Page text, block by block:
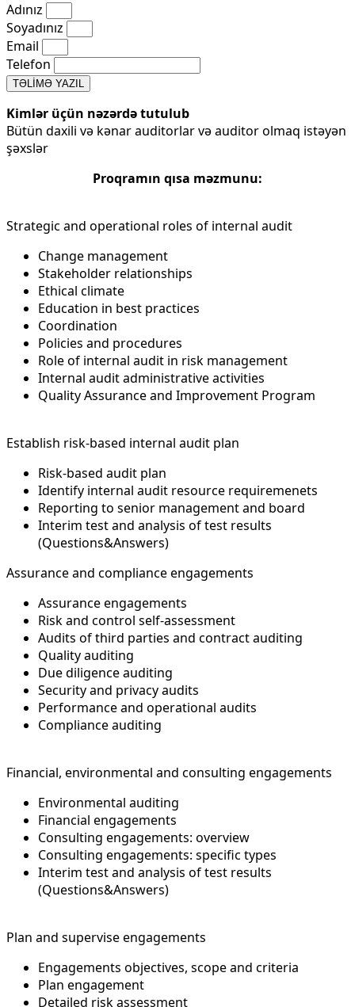
Adınız
Soyadınız
Email
Telefon
TƏLİMƏ YAZIL
Kimlər üçün nəzərdə tutulub
Bütün daxili və kənar auditorlar və auditor olmaq istəyən
şəxslər
Proqramın qısa məzmunu​:
Strategic and operational roles of internal audit
Change management
Stakeholder relationships
Ethical climate
Education in best practices
Coordination
Policies and procedures
Role of internal audit in risk management
Internal audit administrative activities
Quality Assurance and Improvement Program
Establish risk-based internal audit plan
Risk-based audit plan
Identify internal audit resource requiremenets
Reporting to senior management and board
Interim test and analysis of test results
(Questions&Answers)
Assurance and compliance engagements
Assurance engagements
Risk and control self-assessment
Audits of third parties and contract auditing
Quality auditing
Due diligence auditing
Security and privacy audits
Performance and operational audits
Compliance auditing
Financial, environmental and consulting engagements
Environmental auditing
Financial engagements
Consulting engagements: overview
Consulting engagements: specific types
Interim test and analysis of test results
(Questions&Answers)
Plan and supervise engagements
Engagements objectives, scope and criteria
Plan engagement
Detailed risk assessment